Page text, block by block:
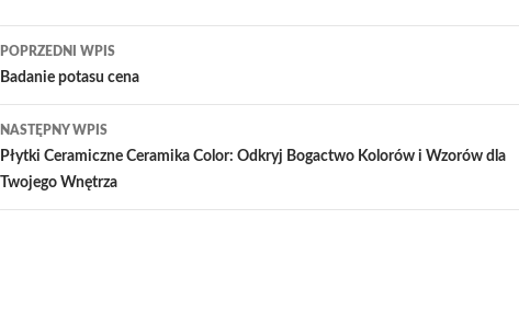
Nawigacja
wpisu
POPRZEDNI WPIS
Badanie potasu cena
NASTĘPNY WPIS
Płytki Ceramiczne Ceramika Color: Odkryj Bogactwo Kolorów i Wzorów dla
Twojego Wnętrza